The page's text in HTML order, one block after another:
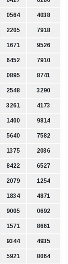
0564 4038
2205 7918
1671 9526
6452 7910
0895 8741
2548 3290
3261 4173
1400 9814
5640 7582
1375 2036
8422 6527
2079 1254
1834 4871
9005 0692
1571 8661
9344 4935
5921 8064